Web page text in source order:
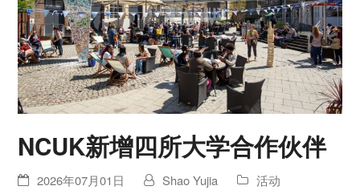
NCUK新增四所大学合作伙伴
2026年07月01日 Shao Yujia 活动